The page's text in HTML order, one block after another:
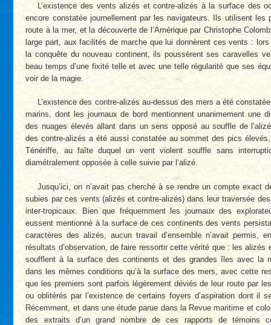
L’existence des vents alizés et contre-alizés à la surface des
encore constatée journellement par les navigateurs. Ils utilisent les
route à la mer, et la découverte de l’Amérique par Christophe
large part, aux facilités de marche que lui donnèrent ces vents :
la conquête du nouveau continent, ils poussèrent ses caravelles
beau temps d’une fixité telle et avec une telle régularité que ses
voir de la magie.
L’existence des contre-alizés au-dessus des mers a été
marins, dont les journaux de bord mentionnent unanimement une
des nuages élevés allant dans un sens opposé au souffle de
des contre-alizés a été aussi constatée au sommet des pics
Ténériffe, au faîte duquel un vent violent souffle sans
diamétralement opposée à celle suivie par l’alizé.
Jusqu’ici, on n’avait pas cherché à se rendre un compte exact
subies par ces vents (alizés et contre-alizés) dans leur traversée
inter-tropicaux. Bien que fréquemment les journaux des
eussent mentionné à la surface de ces continents des vents
caractères des alizés, aucun travail d’ensemble n’avait permis,
résultats d’observation, de faire ressortir cette vérité que : les alizés
soufflent à la surface des continents et des grandes îles avec la
dans les mêmes conditions qu’à la surface des mers, avec cette
que les premiers sont parfois légèrement déviés de leur route par
ou oblitérés par l’existence de certains foyers d’aspiration dont il
Récemment, et dans une étude parue dans la Revue maritime et
des extraits d’un grand nombre de ces rapports de témoins